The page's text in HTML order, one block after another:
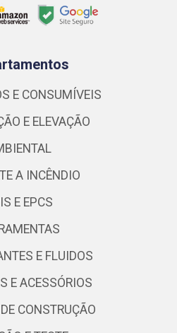
E CONSUMÍVEIS
E ELEVAÇÃO
A INCÊNDIO
E EPCS
E FLUIDOS
E ACESSÓRIOS
CONSTRUÇÃO